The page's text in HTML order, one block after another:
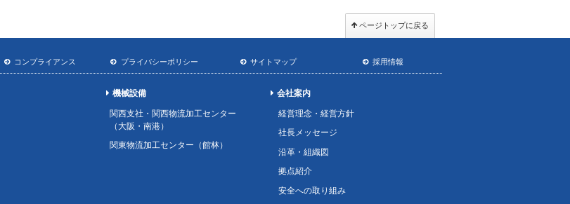
ページトップに戻る
コンプライアンス プライバシーポリシー サイトマップ 採用情報
機械設備
関西支社・関西物流加工センター
（大阪・南港）
関東物流加工センター（館林）
会社案内
経営理念・経営方針
社長メッセージ
沿革・組織図
拠点紹介
安全への取り組み